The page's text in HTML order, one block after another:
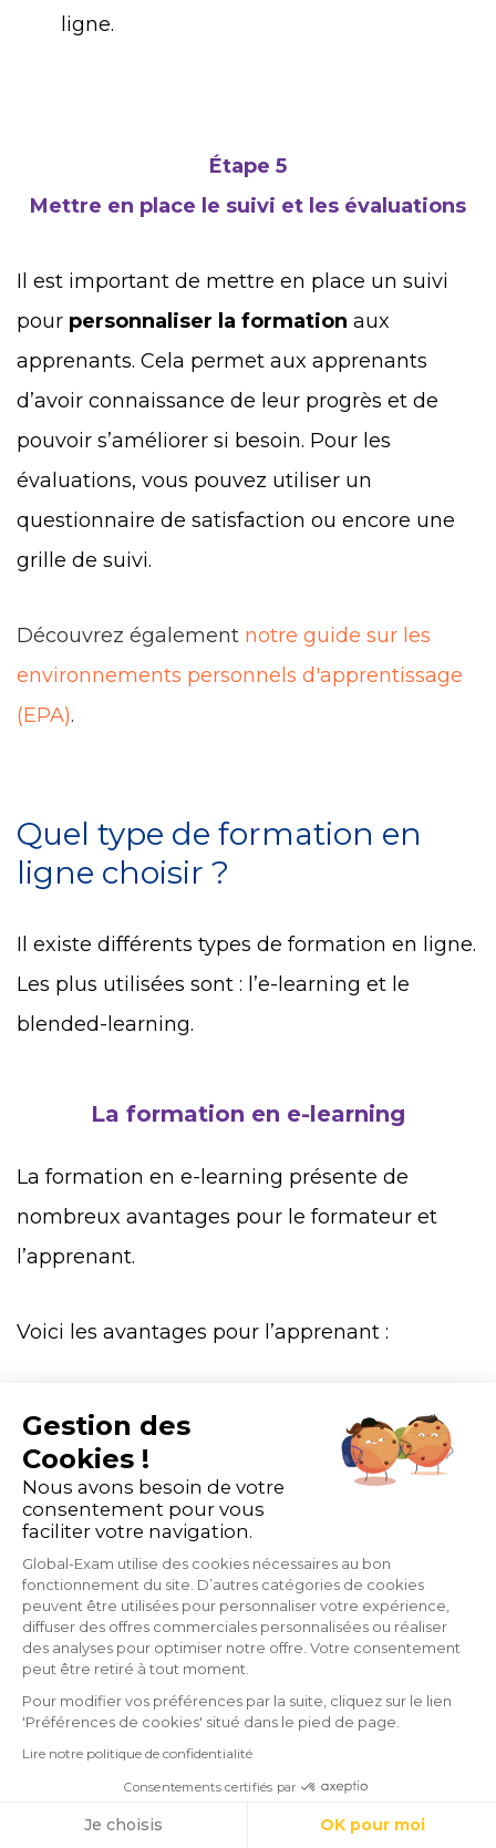
ligne.
Étape 5
Mettre en place le suivi et les évaluations
Il est important de mettre en place un suivi
pour personnaliser la formation aux
apprenants. Cela permet aux apprenants
d’avoir connaissance de leur progrès et de
pouvoir s’améliorer si besoin. Pour les
évaluations, vous pouvez utiliser un
questionnaire de satisfaction ou encore une
grille de suivi.
Découvrez également notre guide sur les
environnements personnels d'apprentissage
(EPA).
Quel type de formation en
ligne choisir ?
Il existe différents types de formation en ligne.
Les plus utilisées sont : l’e-learning et le
blended-learning.
La formation en e-learning
La formation en e-learning présente de
nombreux avantages pour le formateur et
l’apprenant.
Voici les avantages pour l’apprenant :
L'enseignement
en ligne est
flexible
L'un des avantages de
l'apprentissage en ligne est la
polyvalence qu'il peut offrir
aux apprenants. Avec un
programme d'apprentissage
en ligne, la formation peut
avoir lieu à tout moment.
L'apprentissage
mobile
La possibilité d'accéder aux
programmes d'apprentissage
en ligne sur n'importe quel
Gestion des
Cookies !
Nous avons besoin de votre
consentement pour vous
faciliter votre navigation.
Global-Exam utilise des cookies nécessaires au bon
fonctionnement du site. D’autres catégories de cookies
peuvent être utilisées pour personnaliser votre expérience,
diffuser des offres commerciales personnalisées ou réaliser
des analyses pour optimiser notre offre. Votre consentement
peut être retiré à tout moment.
Pour modifier vos préférences par la suite, cliquez sur le lien
'Préférences de cookies' situé dans le pied de page.
Lire notre politique de confidentialité
Consentements certifiés par
Je choisis OK pour moi
Cookies